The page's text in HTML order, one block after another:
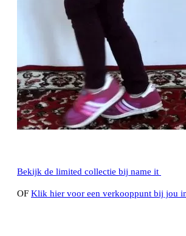
Bekijk de limited collectie bij name it
OF Klik hier voor een verkooppunt bij jou